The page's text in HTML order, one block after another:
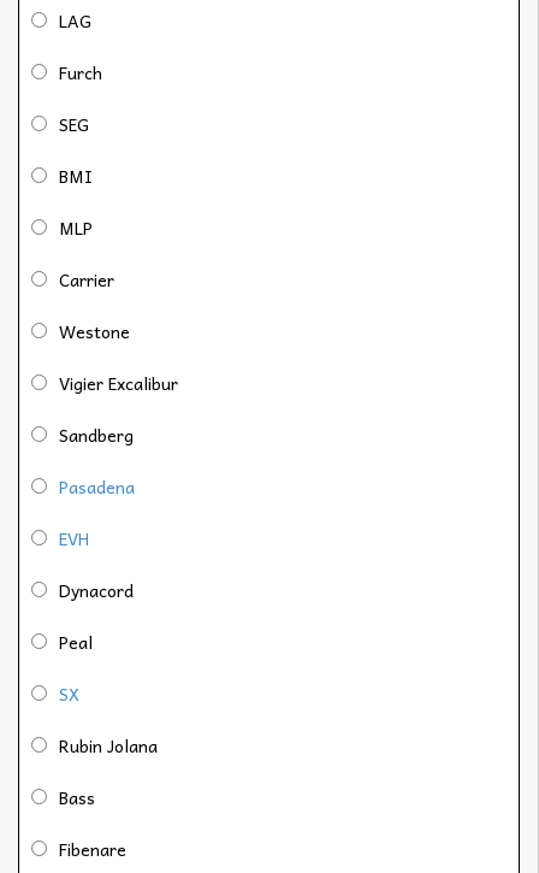
LAG
Furch
SEG
BMI
MLP
Carrier
Westone
Vigier Excalibur
Sandberg
Pasadena
EVH
Dynacord
Peal
SX
Rubin Jolana
Bass
Fibenare